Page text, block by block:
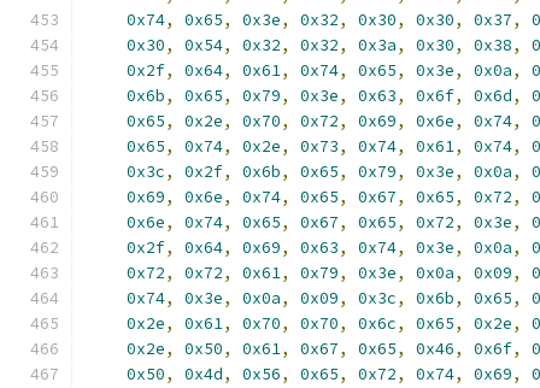
0x74, 0x65, 0x3e, 0x32, 0x30, 0x30, 0x37,
0x30, 0x54, 0x32, 0x32, 0x3a, 0x30, 0x38,
0x2f, 0x64, 0x61, 0x74, 0x65, 0x3e, 0x0a,
0x6b, 0x65, 0x79, 0x3e, 0x63, 0x6f, 0x6d,
0x65, 0x2e, 0x70, 0x72, 0x69, 0x6e, 0x74,
0x65, 0x74, 0x2e, 0x73, 0x74, 0x61, 0x74,
0x3c, 0x2f, 0x6b, 0x65, 0x79, 0x3e, 0x0a,
0x69, 0x6e, 0x74, 0x65, 0x67, 0x65, 0x72,
0x6e, 0x74, 0x65, 0x67, 0x65, 0x72, 0x3e,
0x2f, 0x64, 0x69, 0x63, 0x74, 0x3e, 0x0a,
0x72, 0x72, 0x61, 0x79, 0x3e, 0x0a, 0x09,
0x74, 0x3e, 0x0a, 0x09, 0x3c, 0x6b, 0x65,
0x2e, 0x61, 0x70, 0x70, 0x6c, 0x65, 0x2e,
0x2e, 0x50, 0x61, 0x67, 0x65, 0x46, 0x6f,
0x50, 0x4d, 0x56, 0x65, 0x72, 0x74, 0x69,